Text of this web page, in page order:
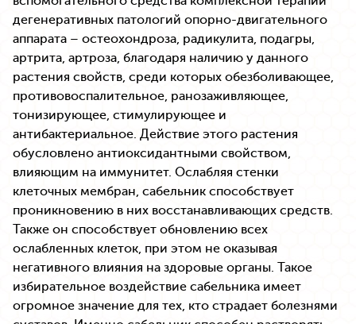
дегенеративных патологий опорно-двигательного
аппарата – остеохондроза, радикулита, подагры,
артрита, артроза, благодаря наличию у данного
растения свойств, среди которых обезболивающее,
противовоспалительное, ранозаживляющее,
тонизирующее, стимулирующее и
антибактериальное. Действие этого растения
обусловлено антиоксидантными свойством,
влияющим на иммунитет. Ослабляя стенки
клеточных мембран, сабельник способствует
проникновению в них восстанавливающих средств.
Также он способствует обновлению всех
ослабленных клеток, при этом не оказывая
негативного влияния на здоровые органы. Такое
избирательное воздействие сабельника имеет
огромное значение для тех, кто страдает болезнями